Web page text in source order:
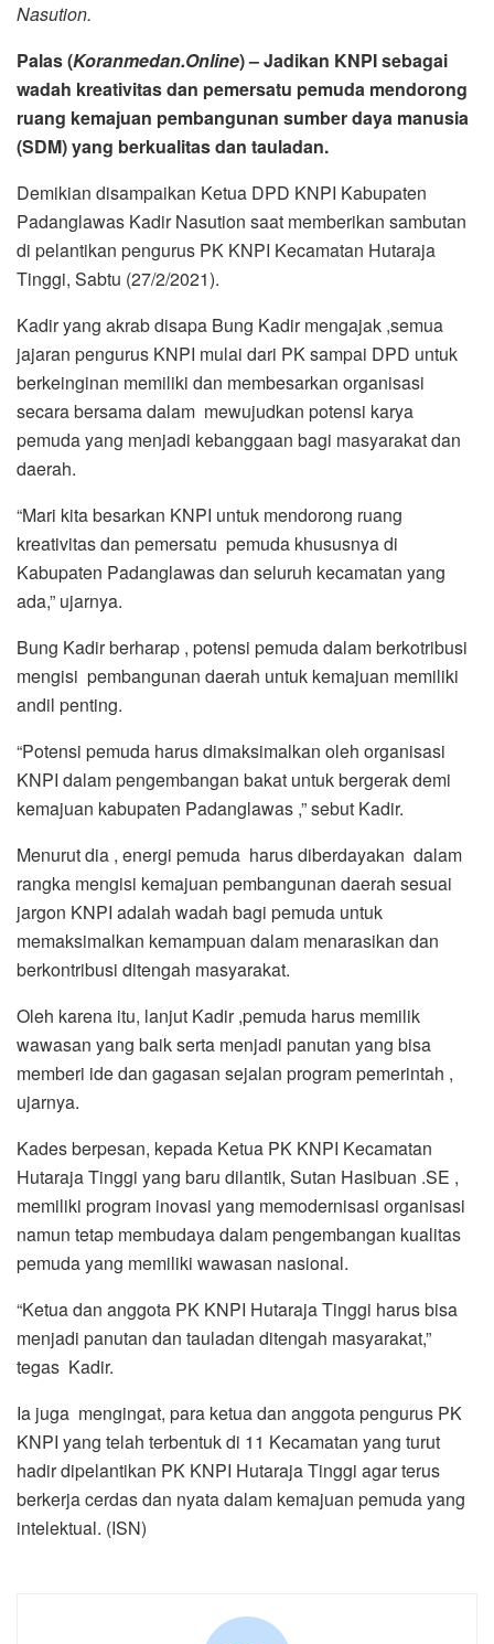
Nasution.
Palas (Koranmedan.Online) – Jadikan KNPI sebagai
wadah kreativitas dan pemersatu pemuda mendorong
ruang kemajuan pembangunan sumber daya manusia
(SDM) yang berkualitas dan tauladan.
Demikian disampaikan Ketua DPD KNPI Kabupaten
Padanglawas Kadir Nasution saat memberikan sambutan
di pelantikan pengurus PK KNPI Kecamatan Hutaraja
Tinggi, Sabtu (27/2/2021).
Kadir yang akrab disapa Bung Kadir mengajak ,semua
jajaran pengurus KNPI mulai dari PK sampai DPD untuk
berkeinginan memiliki dan membesarkan organisasi
secara bersama dalam mewujudkan potensi karya
pemuda yang menjadi kebanggaan bagi masyarakat dan
daerah.
“Mari kita besarkan KNPI untuk mendorong ruang
kreativitas dan pemersatu pemuda khususnya di
Kabupaten Padanglawas dan seluruh kecamatan yang
ada,” ujarnya.
Bung Kadir berharap , potensi pemuda dalam berkotribusi
mengisi pembangunan daerah untuk kemajuan memiliki
andil penting.
“Potensi pemuda harus dimaksimalkan oleh organisasi
KNPI dalam pengembangan bakat untuk bergerak demi
kemajuan kabupaten Padanglawas ,” sebut Kadir.
Menurut dia , energi pemuda harus diberdayakan dalam
rangka mengisi kemajuan pembangunan daerah sesuai
jargon KNPI adalah wadah bagi pemuda untuk
memaksimalkan kemampuan dalam menarasikan dan
berkontribusi ditengah masyarakat.
Oleh karena itu, lanjut Kadir ,pemuda harus memilik
wawasan yang baik serta menjadi panutan yang bisa
memberi ide dan gagasan sejalan program pemerintah ,
ujarnya.
Kades berpesan, kepada Ketua PK KNPI Kecamatan
Hutaraja Tinggi yang baru dilantik, Sutan Hasibuan .SE ,
memiliki program inovasi yang memodernisasi organisasi
namun tetap membudaya dalam pengembangan kualitas
pemuda yang memiliki wawasan nasional.
“Ketua dan anggota PK KNPI Hutaraja Tinggi harus bisa
menjadi panutan dan tauladan ditengah masyarakat,”
tegas Kadir.
Ia juga mengingat, para ketua dan anggota pengurus PK
KNPI yang telah terbentuk di 11 Kecamatan yang turut
hadir dipelantikan PK KNPI Hutaraja Tinggi agar terus
berkerja cerdas dan nyata dalam kemajuan pemuda yang
intelektual. (ISN)